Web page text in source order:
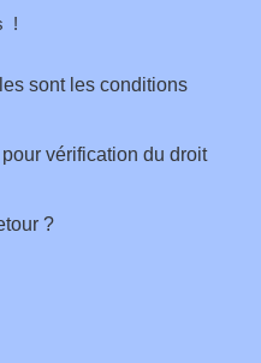
!
sont les conditions
vérification du droit
?